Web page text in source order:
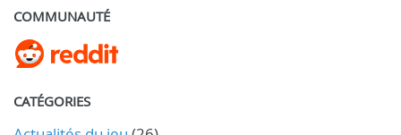
COMMUNAUTÉ
CATÉGORIES